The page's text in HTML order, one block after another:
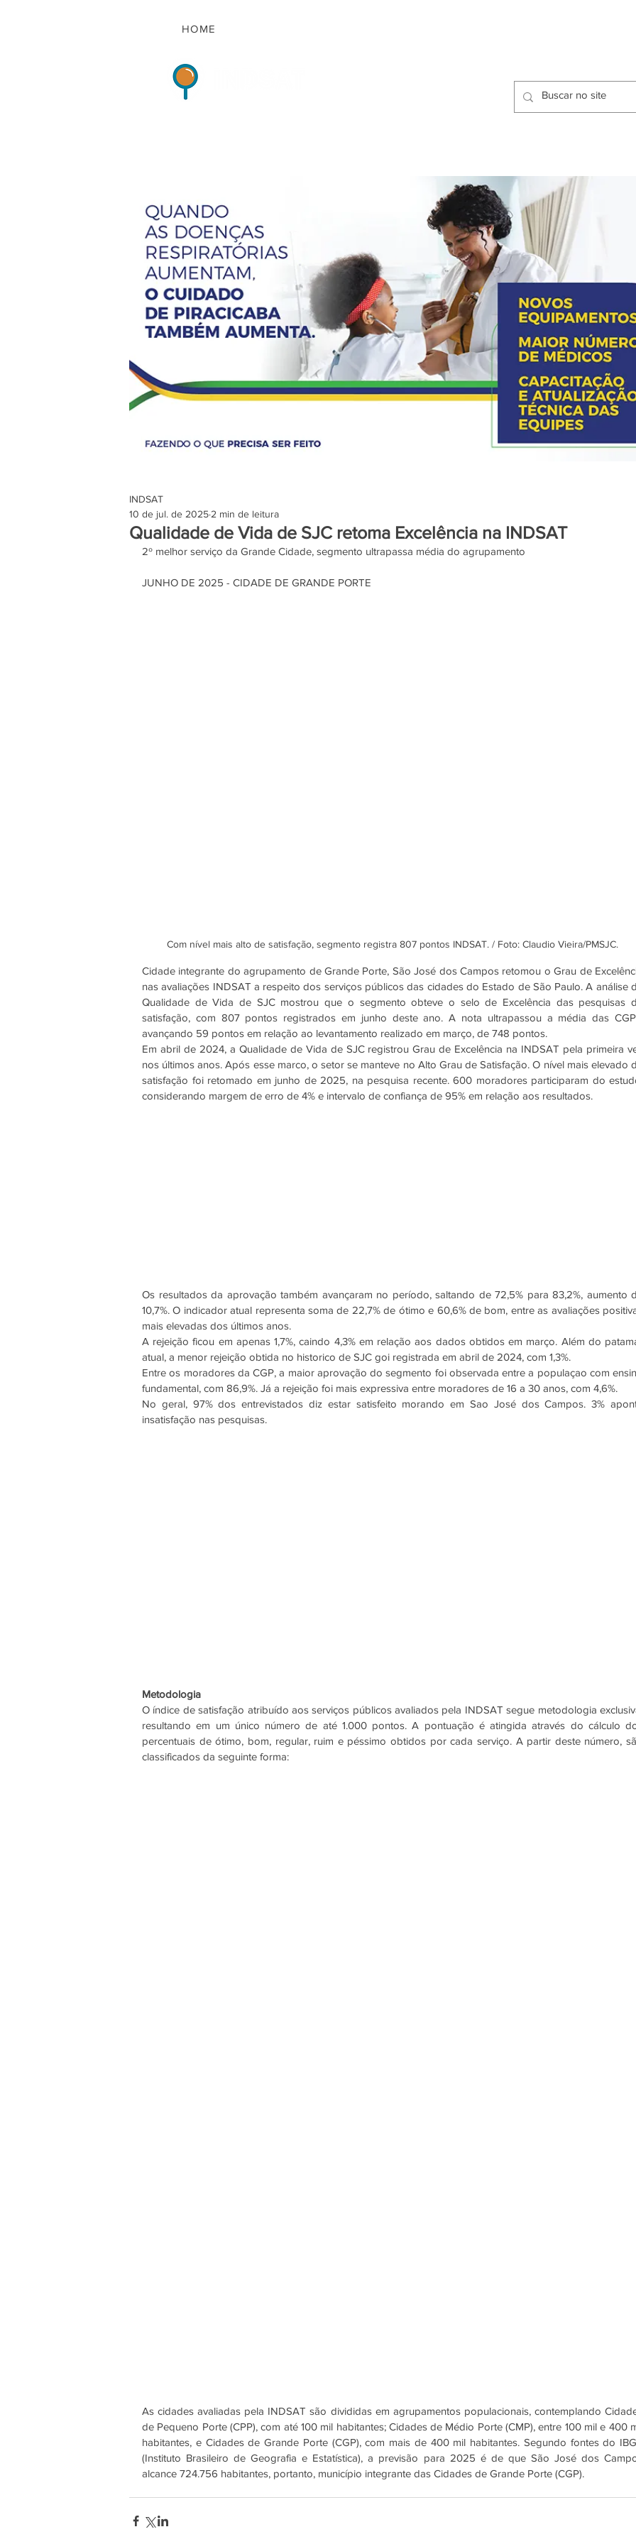
HOME
Qualidade de Vida de SJC retoma Excelência na INDSAT
INDSAT
10 de jul. de 2025 2 min de leitura
2º melhor serviço da Grande Cidade, segmento ultrapassa média do agrupamento
JUNHO DE 2025 - CIDADE DE GRANDE PORTE
Com nível mais alto de satisfação, segmento registra 807 pontos INDSAT. / Foto: Claudio Vieira/PMSJC.
Cidade integrante do agrupamento de Grande Porte, São José dos Campos retomou o Grau de
nas avaliações INDSAT a respeito dos serviços públicos das cidades do Estado de São Paulo. A análise
Qualidade de Vida de SJC mostrou que o segmento obteve o selo de Excelência das pesquisas
satisfação, com 807 pontos registrados em junho deste ano. A nota ultrapassou a média das
avançando 59 pontos em relação ao levantamento realizado em março, de 748 pontos.
Em abril de 2024, a Qualidade de Vida de SJC registrou Grau de Excelência na INDSAT pela primeira
nos últimos anos. Após esse marco, o setor se manteve no Alto Grau de Satisfação. O nível mais elevado
satisfação foi retomado em junho de 2025, na pesquisa recente. 600 moradores participaram do
considerando margem de erro de 4% e intervalo de confiança de 95% em relação aos resultados.
Os resultados da aprovação também avançaram no período, saltando de 72,5% para 83,2%, aumento
10,7%. O indicador atual representa soma de 22,7% de ótimo e 60,6% de bom, entre as avaliações
mais elevadas dos últimos anos.
A rejeição ficou em apenas 1,7%, caindo 4,3% em relação aos dados obtidos em março. Além do
atual, a menor rejeição obtida no historico de SJC goi registrada em abril de 2024, com 1,3%.
Entre os moradores da CGP, a maior aprovação do segmento foi observada entre a populaçao com
fundamental, com 86,9%. Já a rejeição foi mais expressiva entre moradores de 16 a 30 anos, com 4,6%.
No geral, 97% dos entrevistados diz estar satisfeito morando em Sao José dos Campos. 3%
insatisfação nas pesquisas.
Metodologia
O índice de satisfação atribuído aos serviços públicos avaliados pela INDSAT segue metodologia
resultando em um único número de até 1.000 pontos. A pontuação é atingida através do cálculo
percentuais de ótimo, bom, regular, ruim e péssimo obtidos por cada serviço. A partir deste número,
classificados da seguinte forma:
As cidades avaliadas pela INDSAT são divididas em agrupamentos populacionais, contemplando
de Pequeno Porte (CPP), com até 100 mil habitantes; Cidades de Médio Porte (CMP), entre 100 mil e 400
habitantes, e Cidades de Grande Porte (CGP), com mais de 400 mil habitantes. Segundo fontes do
(Instituto Brasileiro de Geografia e Estatística), a previsão para 2025 é de que São José dos
alcance 724.756 habitantes, portanto, município integrante das Cidades de Grande Porte (CGP).